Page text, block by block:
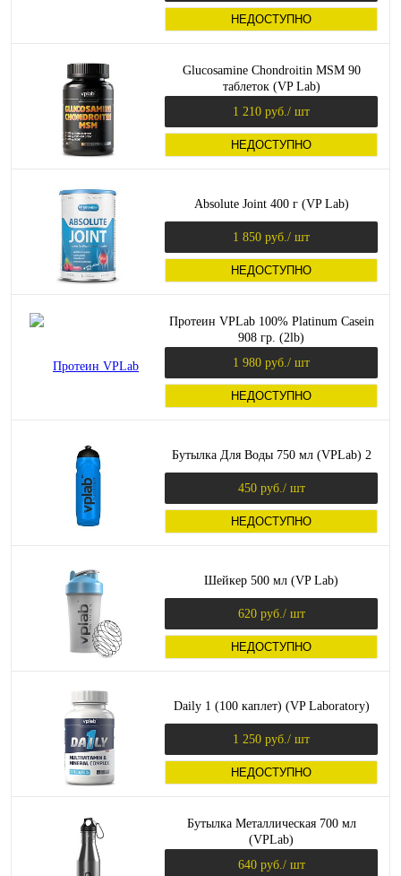
НЕДОСТУПНО
Glucosamine Chondroitin MSM 90
таблеток (VP Lab)
1 210 руб. / шт
НЕДОСТУПНО
Absolute Joint 400 г (VP Lab)
1 850 руб. / шт
НЕДОСТУПНО
Протеин VPLab 100% Platinum Casein
908 гр. (2lb)
1 980 руб. / шт
НЕДОСТУПНО
Бутылка Для Воды 750 мл (VPLab) 2
450 руб. / шт
НЕДОСТУПНО
Шейкер 500 мл (VP Lab)
620 руб. / шт
НЕДОСТУПНО
Daily 1 (100 каплет) (VP Laboratory)
1 250 руб. / шт
НЕДОСТУПНО
Бутылка Металлическая 700 мл
(VPLab)
640 руб. / шт